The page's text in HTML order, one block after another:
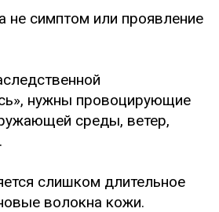
не симптом или проявление
нужны провоцирующие
среды, ветер,
слишком длительное
волокна кожи.